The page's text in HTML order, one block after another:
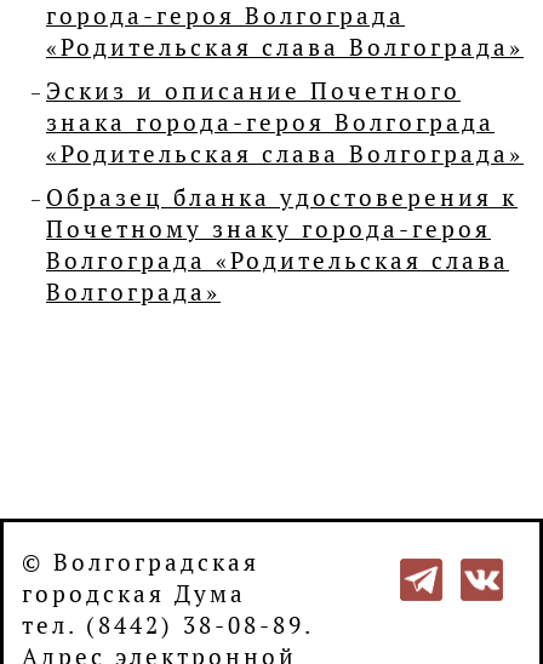
города-героя Волгограда
«Родительская слава Волгограда»
Эскиз и описание Почетного
знака города-героя Волгограда
«Родительская слава Волгограда»
Образец бланка удостоверения к
Почетному знаку города-героя
Волгограда «Родительская слава
Волгограда»
© Волгоградская
городская Дума
тел. (8442) 38-08-89.
Адрес электронной